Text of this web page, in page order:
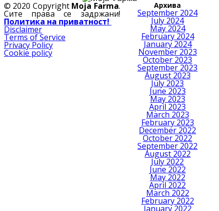
Архива
September 2024
July 2024
May 2024
February 2024
January 2024
November 2023
October 2023
September 2023
August 2023
July 2023
June 2023
May 2023
April 2023
March 2023
February 2023
December 2022
October 2022
September 2022
August 2022
July 2022
June 2022
May 2022
April 2022
March 2022
February 2022
January 2022
© 2020 Copyright Moja Farma.
Сите права се задржани!
Политика на приватност!
Disclaimer
Terms of Service
Privacy Policy
Cookie policy